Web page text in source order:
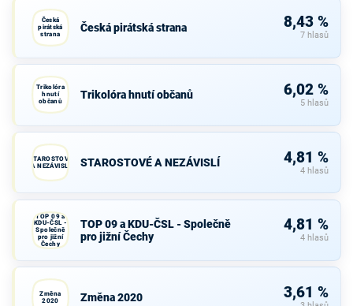
Česká
pirátská
strana
Česká pirátská strana 8,43 %
7 hlasů
Trikolóra
hnutí
občanů
Trikolóra hnutí občanů 6,02 %
5 hlasů
STAROSTOVÉ
A NEZÁVISLÍ
STAROSTOVÉ A NEZÁVISLÍ 4,81 %
4 hlasů
TOP 09 a
KDU-ČSL -
Společně
pro jižní
Čechy
TOP 09 a KDU-ČSL - Společně
pro jižní Čechy
4,81 %
4 hlasů
Změna
2020
Změna 2020 3,61 %